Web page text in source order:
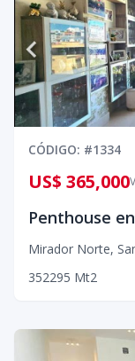
CÓDIGO: #1334
US$ 365,000
Penthouse
Mirador Norte,
352295 Mt2